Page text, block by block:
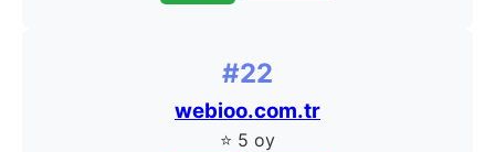
#22
webioo.com.tr
⭐ 5 oy